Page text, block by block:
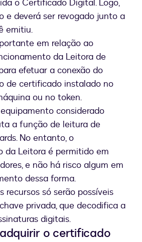
o Certificado Digital. Logo,
e deverá ser revogado junto a
emitiu.
em relação ao
da Leitora de
efetuar a conexão do
de certificado instalado no
ou no token.
considerado
a função de leitura de
No entanto, o
da Leitora é permitido em
e não há risco algum em
dessa forma.
recursos só serão possíveis
privada, que decodifica a
digitais.
o certificado